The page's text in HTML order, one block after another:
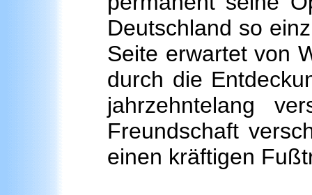
Deutschland so
Seite erwartet von
durch die
jahrzehntelang
Freundschaft
einen kräftigen